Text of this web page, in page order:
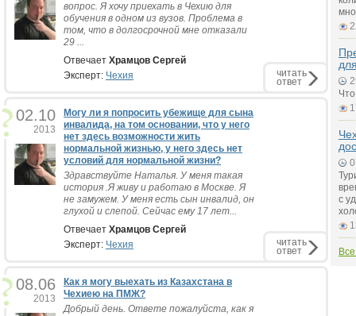
вопрос. Я хочу приехать в Чехию для
обучения в одном из вузов. Проблема в
том, что в долгосрочной мне отказали
29 ...
Отвечает Храмцов Сергей
Эксперт: Чехия читать
ответ
02.10
2013
Могу ли я попросить убежище для сына
инвалида, на том основании, что у него
нет здесь возможности жить
нормальной жизнью, у него здесь нет
условий для нормальной жизни?
Здравствуйте Наталья. У меня такая
история .Я живу и работаю в Москве. Я
не замужем. У меня есть сын инвалид, он
глухой и слепой. Сейчас ему 17 лет...
Отвечает Храмцов Сергей
Эксперт: Чехия читать
ответ
08.06
2013
Как я могу выехать из Казахстана в
Чехиею на ПМЖ?
Добрый день. Ответе пожалуйста, как я
с